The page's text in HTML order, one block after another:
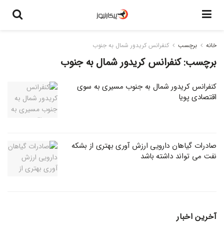
خانه برچسب کنفرانس کریدور شمال به جنوب
برچسب:کنفرانس کریدور شمال به جنوب
کنفرانس کریدور شمال به جنوب مسیری به سوی
اقتصادی پویا
صادرات گیاهان دارویی ارزش آوری بهتری از بشکه
نفت می تواند داشته باشد
آخرین اخبار